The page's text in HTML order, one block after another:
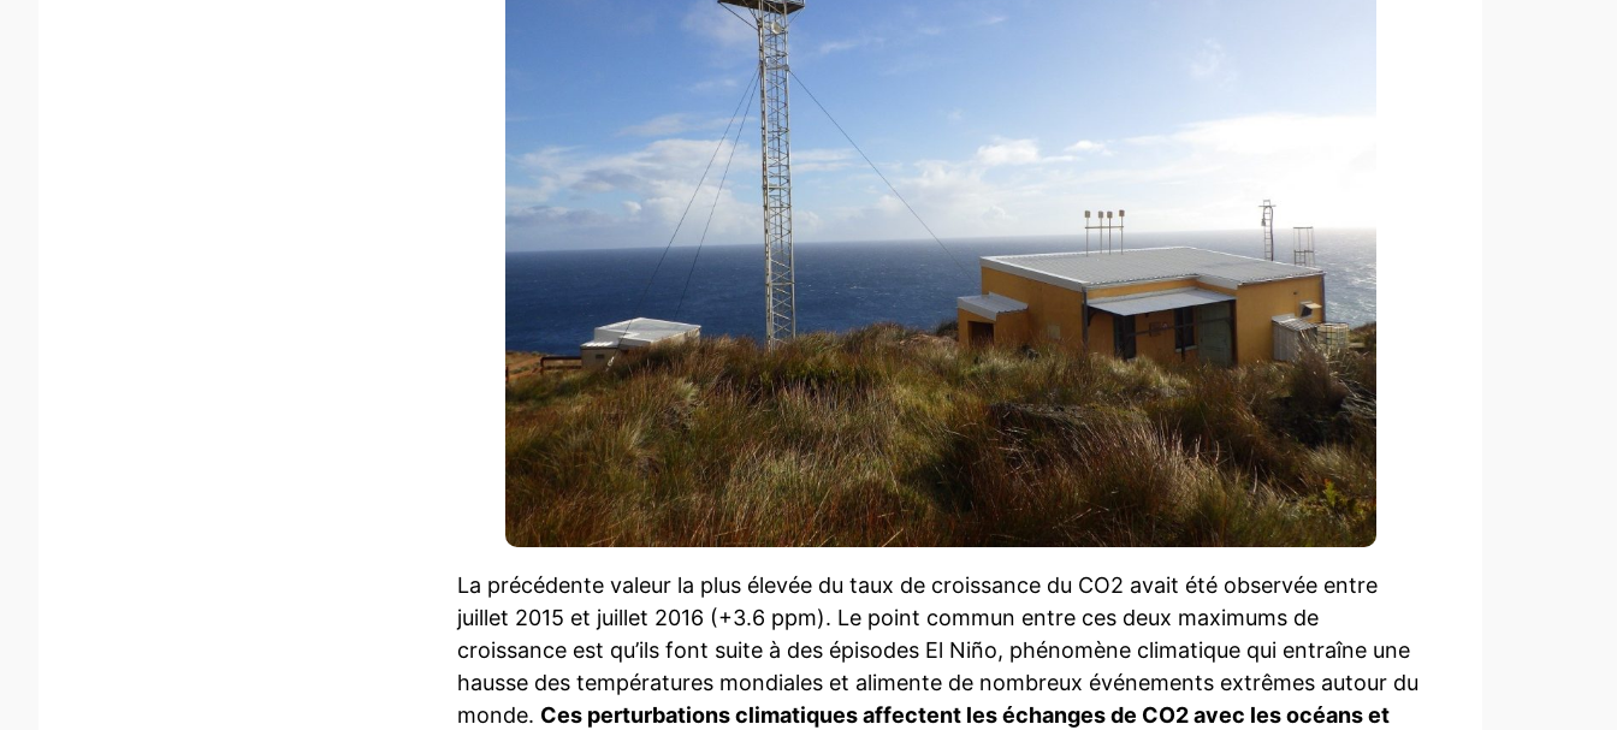
La précédente valeur la plus élevée du taux de croissance du CO2 avait été observée entre
juillet 2015 et juillet 2016 (+3.6 ppm). Le point commun entre ces deux maximums de
croissance est qu’ils font suite à des épisodes El Niño, phénomène climatique qui entraîne une
hausse des températures mondiales et alimente de nombreux événements extrêmes autour du
monde. Ces perturbations climatiques affectent les échanges de CO2 avec les océans et